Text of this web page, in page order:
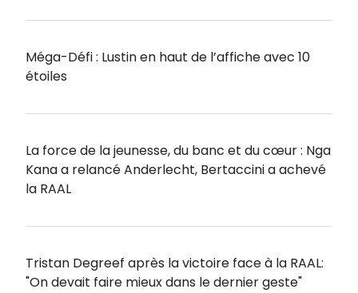
Méga-Défi : Lustin en haut de l’affiche avec 10
étoiles
La force de la jeunesse, du banc et du cœur : Nga
Kana a relancé Anderlecht, Bertaccini a achevé
la RAAL
Tristan Degreef après la victoire face à la RAAL:
"On devait faire mieux dans le dernier geste"